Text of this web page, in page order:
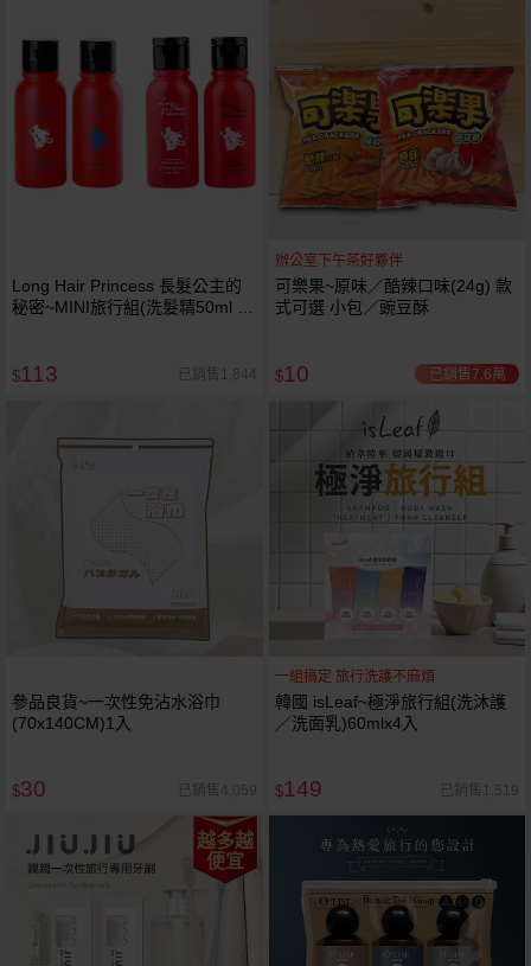
Long Hair Princess 長髮公主的
秘密~MINI旅行組(洗髮精50ml 護
$113 已銷售1,844
辦公室下午茶好夥伴
可樂果~原味／酷辣口味(24g) 款
式可選 小包／豌豆酥
$10 已銷售7.6萬
參品良貨~一次性免沾水浴巾
(70x140CM)1入
$30 已銷售4,059
一組搞定 旅行洗護不麻煩
韓國 isLeaf~極淨旅行組(洗沐護
／洗面乳)60mlx4入
$149 已銷售1,519
越多越
便宜